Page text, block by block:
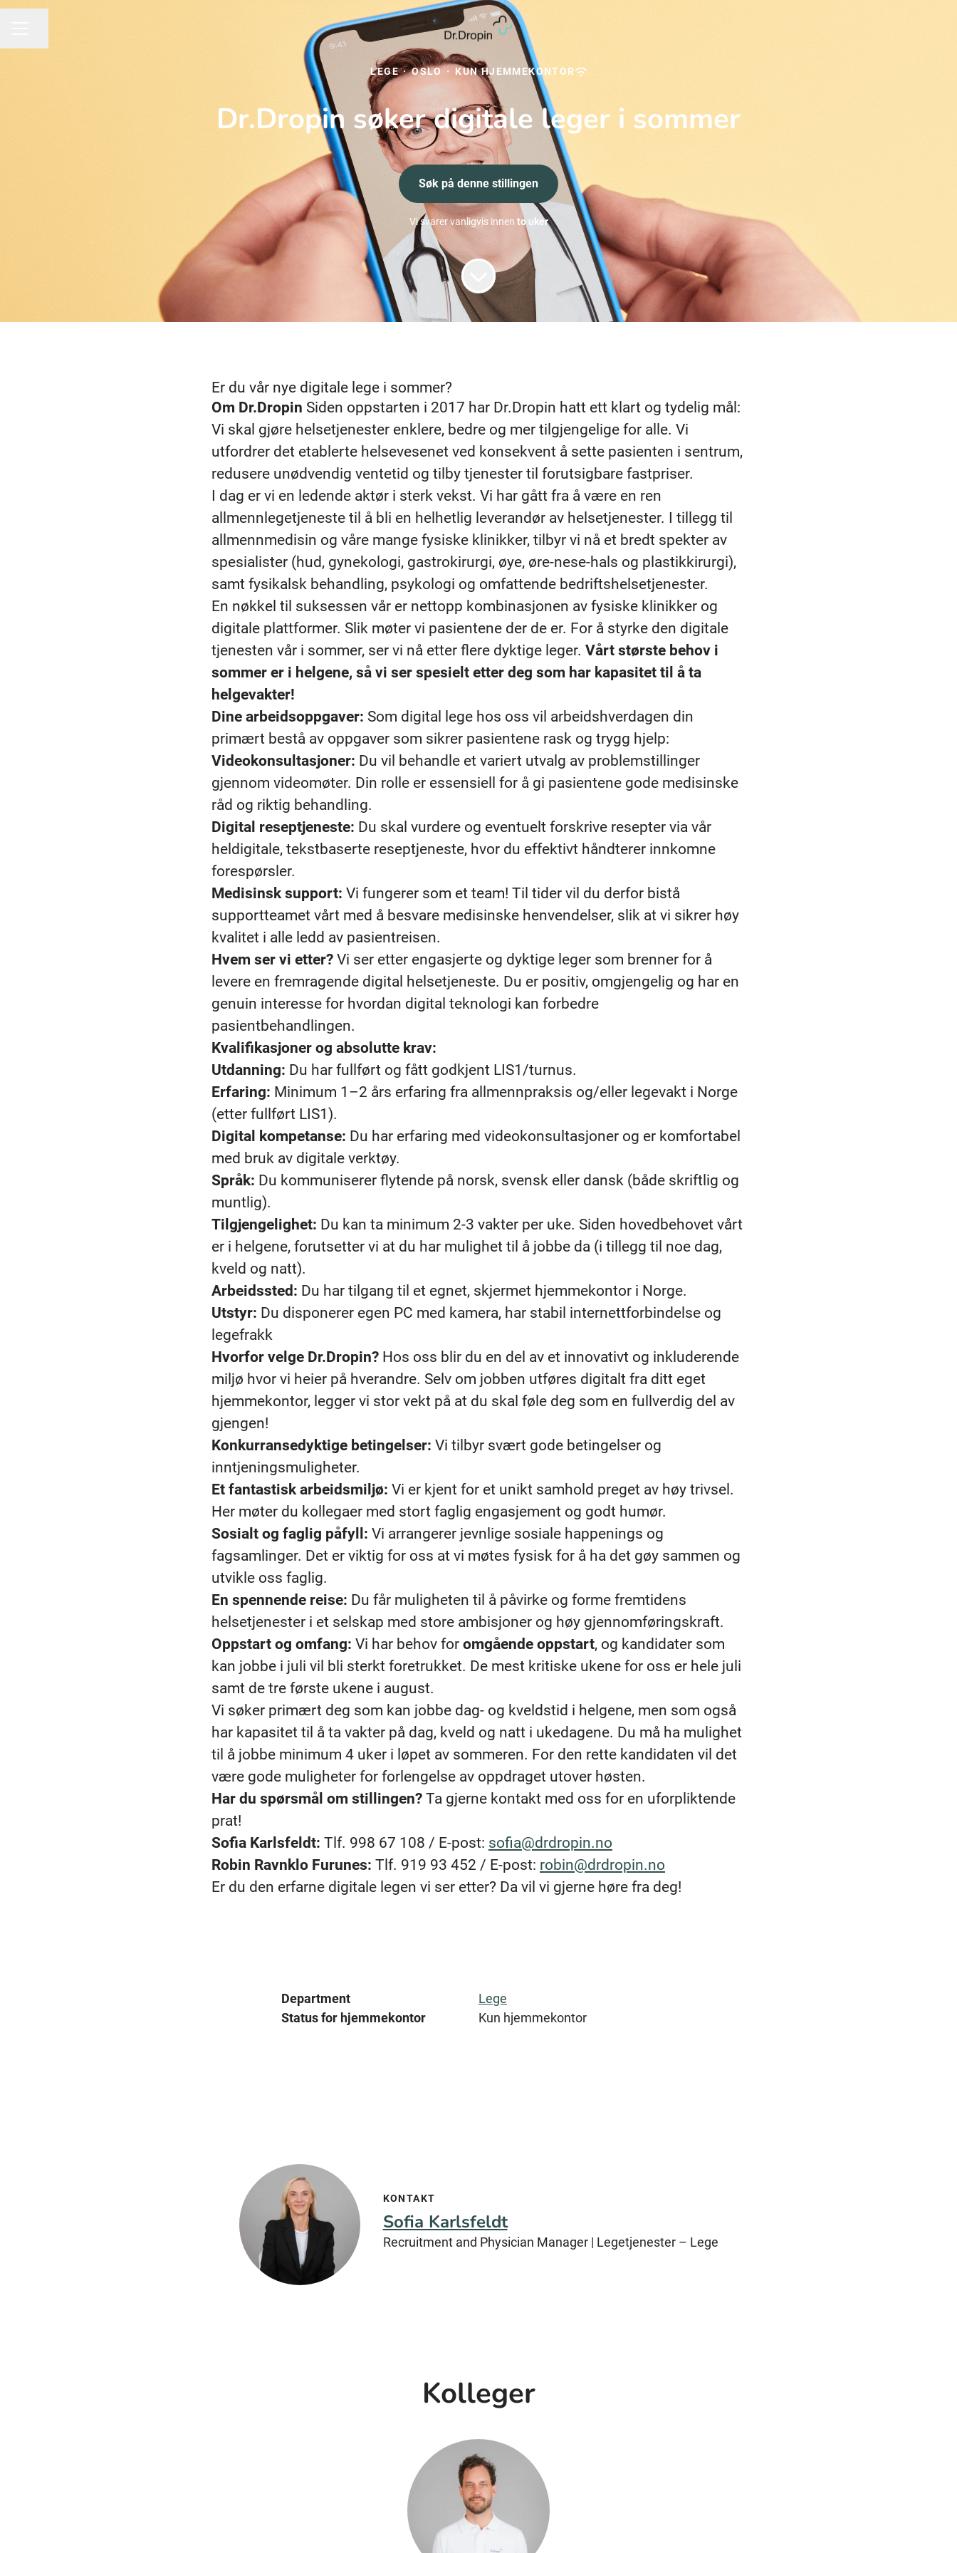
LEGE · OSLO · KUN HJEMMEKONTOR
Dr.Dropin søker digitale leger i sommer
Søk på denne stillingen
Vi svarer vanligvis innen to uker
Er du vår nye digitale lege i sommer?
Om Dr.Dropin Siden oppstarten i 2017 har Dr.Dropin hatt ett klart og tydelig mål:
Vi skal gjøre helsetjenester enklere, bedre og mer tilgjengelige for alle. Vi
utfordrer det etablerte helsevesenet ved konsekvent å sette pasienten i sentrum,
redusere unødvendig ventetid og tilby tjenester til forutsigbare fastpriser.
I dag er vi en ledende aktør i sterk vekst. Vi har gått fra å være en ren
allmennlegetjeneste til å bli en helhetlig leverandør av helsetjenester. I tillegg til
allmennmedisin og våre mange fysiske klinikker, tilbyr vi nå et bredt spekter av
spesialister (hud, gynekologi, gastrokirurgi, øye, øre-nese-hals og plastikkirurgi),
samt fysikalsk behandling, psykologi og omfattende bedriftshelsetjenester.
En nøkkel til suksessen vår er nettopp kombinasjonen av fysiske klinikker og
digitale plattformer. Slik møter vi pasientene der de er. For å styrke den digitale
tjenesten vår i sommer, ser vi nå etter flere dyktige leger. Vårt største behov i
sommer er i helgene, så vi ser spesielt etter deg som har kapasitet til å ta
helgevakter!
Dine arbeidsoppgaver: Som digital lege hos oss vil arbeidshverdagen din
primært bestå av oppgaver som sikrer pasientene rask og trygg hjelp:
Videokonsultasjoner: Du vil behandle et variert utvalg av problemstillinger
gjennom videomøter. Din rolle er essensiell for å gi pasientene gode medisinske
råd og riktig behandling.
Digital reseptjeneste: Du skal vurdere og eventuelt forskrive resepter via vår
heldigitale, tekstbaserte reseptjeneste, hvor du effektivt håndterer innkomne
forespørsler.
Medisinsk support: Vi fungerer som et team! Til tider vil du derfor bistå
supportteamet vårt med å besvare medisinske henvendelser, slik at vi sikrer høy
kvalitet i alle ledd av pasientreisen.
Hvem ser vi etter? Vi ser etter engasjerte og dyktige leger som brenner for å
levere en fremragende digital helsetjeneste. Du er positiv, omgjengelig og har en
genuin interesse for hvordan digital teknologi kan forbedre
pasientbehandlingen.
Kvalifikasjoner og absolutte krav:
Utdanning: Du har fullført og fått godkjent LIS1/turnus.
Erfaring: Minimum 1–2 års erfaring fra allmennpraksis og/eller legevakt i Norge
(etter fullført LIS1).
Digital kompetanse: Du har erfaring med videokonsultasjoner og er komfortabel
med bruk av digitale verktøy.
Språk: Du kommuniserer flytende på norsk, svensk eller dansk (både skriftlig og
muntlig).
Tilgjengelighet: Du kan ta minimum 2-3 vakter per uke. Siden hovedbehovet vårt
er i helgene, forutsetter vi at du har mulighet til å jobbe da (i tillegg til noe dag,
kveld og natt).
Arbeidssted: Du har tilgang til et egnet, skjermet hjemmekontor i Norge.
Utstyr: Du disponerer egen PC med kamera, har stabil internettforbindelse og
legefrakk
Hvorfor velge Dr.Dropin? Hos oss blir du en del av et innovativt og inkluderende
miljø hvor vi heier på hverandre. Selv om jobben utføres digitalt fra ditt eget
hjemmekontor, legger vi stor vekt på at du skal føle deg som en fullverdig del av
gjengen!
Konkurransedyktige betingelser: Vi tilbyr svært gode betingelser og
inntjeningsmuligheter.
Et fantastisk arbeidsmiljø: Vi er kjent for et unikt samhold preget av høy trivsel.
Her møter du kollegaer med stort faglig engasjement og godt humør.
Sosialt og faglig påfyll: Vi arrangerer jevnlige sosiale happenings og
fagsamlinger. Det er viktig for oss at vi møtes fysisk for å ha det gøy sammen og
utvikle oss faglig.
En spennende reise: Du får muligheten til å påvirke og forme fremtidens
helsetjenester i et selskap med store ambisjoner og høy gjennomføringskraft.
Oppstart og omfang: Vi har behov for omgående oppstart, og kandidater som
kan jobbe i juli vil bli sterkt foretrukket. De mest kritiske ukene for oss er hele juli
samt de tre første ukene i august.
Vi søker primært deg som kan jobbe dag- og kveldstid i helgene, men som også
har kapasitet til å ta vakter på dag, kveld og natt i ukedagene. Du må ha mulighet
til å jobbe minimum 4 uker i løpet av sommeren. For den rette kandidaten vil det
være gode muligheter for forlengelse av oppdraget utover høsten.
Har du spørsmål om stillingen? Ta gjerne kontakt med oss for en uforpliktende
prat!
Sofia Karlsfeldt: Tlf. 998 67 108 / E-post: sofia@drdropin.no
Robin Ravnklo Furunes: Tlf. 919 93 452 / E-post: robin@drdropin.no
Er du den erfarne digitale legen vi ser etter? Da vil vi gjerne høre fra deg!
Department
Lege
Status for hjemmekontor
Kun hjemmekontor
KONTAKT
Sofia Karlsfeldt
Recruitment and Physician Manager | Legetjenester – Lege
Kolleger